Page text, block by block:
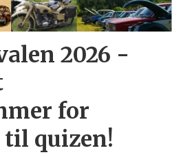
2026 -
for
quizen!